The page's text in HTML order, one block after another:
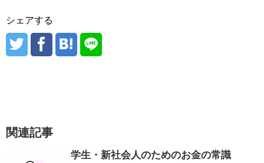
シェアする
関連記事
学生・新社会人のためのお金の常識